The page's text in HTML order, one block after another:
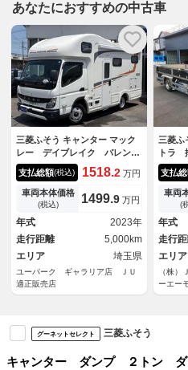
あなたにおすすめの中古車
三菱ふそう キャンター マック
レー デイブレイク バレンシ
ア５８０ ２４Ｖ２３０Ａｈリ
チウム・２８００Ｗ発電機・給
湯器・ソーラーパネル・床暖
房・ルーフエアコン・２０００
Ｗインバーター・マルチルー
ム・トイレ・温水シャワー・後
席ＴＶ・冷蔵庫
支払総額(税込) 1518.2 万円
車両本体価格
(税込) 1499.9 万円
年式
2023年
走行距離
5,000km
エリア
埼玉県
ユーパーク ギャラリア店 ＪＵ
適正販売店
三菱
トラ
５速
点検
支払
車両
(
年式
走行
エリア
（株
ーエー
グーネットセレクト 三菱ふそう
キャンター ダンプ ２トン